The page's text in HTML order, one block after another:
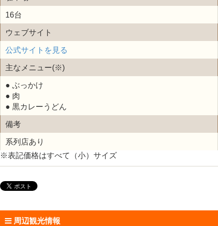
16台
ウェブサイト
公式サイトを見る
主なメニュー(※)
● ぶっかけ
● 肉
● 黒カレーうどん
備考
系列店あり
※表記価格はすべて（小）サイズ
周辺観光情報